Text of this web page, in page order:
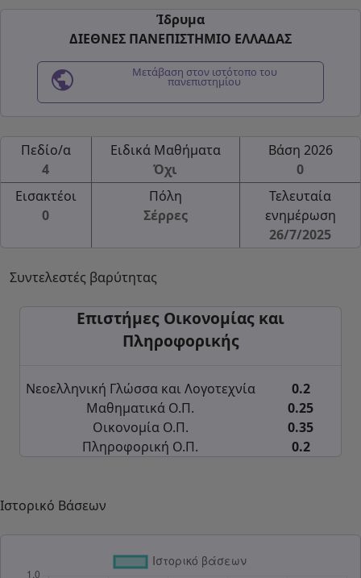
Ίδρυμα
ΔΙΕΘΝΕΣ ΠΑΝΕΠΙΣΤΗΜΙΟ ΕΛΛΑΔΑΣ
public Μετάβαση στον ιστότοπο του
πανεπιστημίου
Πεδίο/α
4
Ειδικά Μαθήματα
Όχι
Βάση 2026
0
Εισακτέοι
0
Πόλη
Σέρρες
Τελευταία
ενημέρωση
26/7/2025
Συντελεστές βαρύτητας
Επιστήμες Οικονομίας και
Πληροφορικής
Νεοελληνική Γλώσσα και Λογοτεχνία
0.2
Μαθηματικά Ο.Π.
0.25
Οικονομία Ο.Π.
0.35
Πληροφορική Ο.Π.
0.2
Ιστορικό Βάσεων